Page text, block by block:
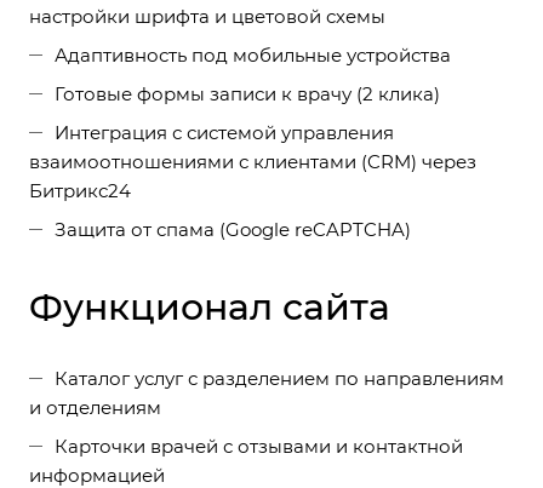
настройки шрифта и цветовой схемы
Адаптивность под мобильные устройства
Готовые формы записи к врачу (2 клика)
Интеграция с системой управления
взаимоотношениями с клиентами (CRM) через
Битрикс24
Защита от спама (Google reCAPTCHA)
Функционал сайта
Каталог услуг с разделением по направлениям
и отделениям
Карточки врачей с отзывами и контактной
информацией